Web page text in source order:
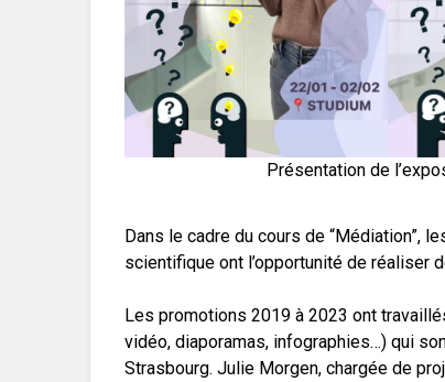
Présentation de
Dans le cadre du cours de “Médiation”,
scientifique ont l’opportunité de réaliser
Les promotions 2019 à 2023 ont
vidéo, diaporamas, infographies…) qui
Strasbourg. Julie Morgen, chargée de